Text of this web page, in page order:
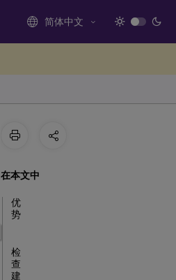
简体中文
在本文中
优
势
检
查
建